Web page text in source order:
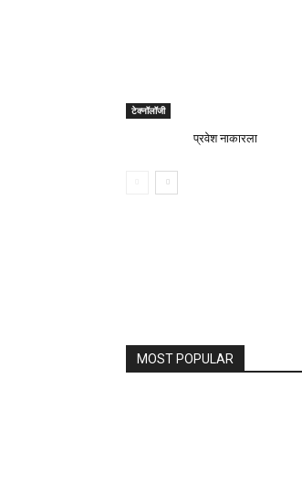
टेक्नॉलॉजी
प्रवेश नाकारला
MOST POPULAR